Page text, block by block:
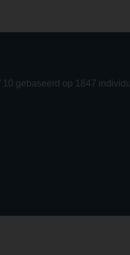
10 gebaseerd op 1847